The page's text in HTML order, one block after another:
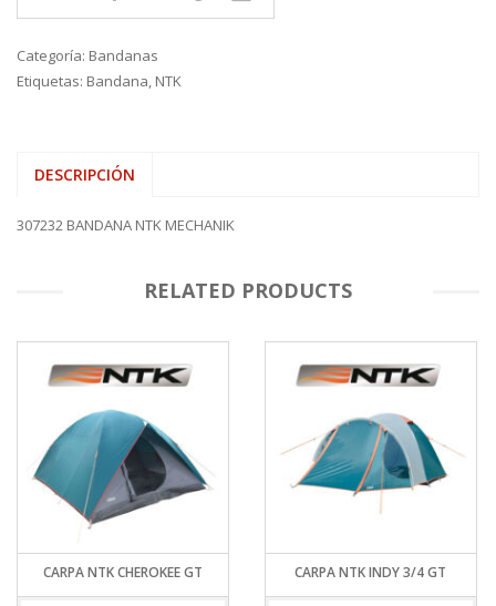
Categoría: Bandanas
Etiquetas: Bandana, NTK
DESCRIPCIÓN
307232 BANDANA NTK MECHANIK
RELATED PRODUCTS
CARPA NTK CHEROKEE GT CARPA NTK INDY 3/4 GT